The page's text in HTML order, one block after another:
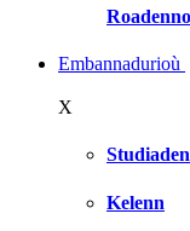
Embannadurioù
X
Kelenn